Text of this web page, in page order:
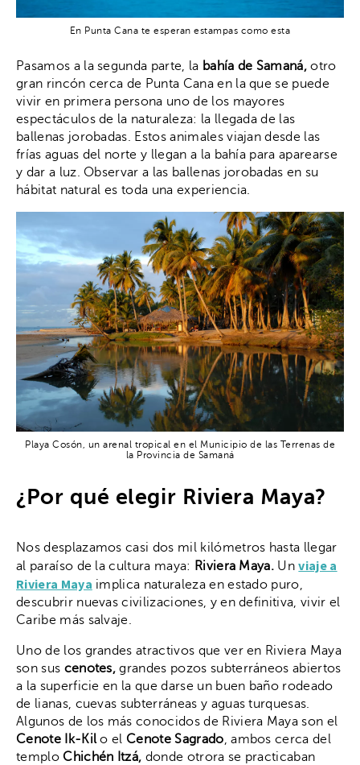
En Punta Cana te esperan estampas como esta
Pasamos a la segunda parte, la bahía de Samaná,otro
gran rincón cerca de Punta Cana en la que se puede
vivir en primera persona uno de los mayores
espectáculos de la naturaleza: la llegada de las
ballenas jorobadas. Estos animales viajan desde las
frías aguas del norte y llegan a la bahía para aparearse
y dar a luz. Observar a las ballenas jorobadas en su
hábitat natural es toda una experiencia.
Playa Cosón, un arenal tropical en el Municipio de las Terrenas de
la Provincia de Samaná
¿Por qué elegir Riviera Maya?
Nos desplazamos casi dos mil kilómetros hasta llegar
al paraíso de la cultura maya: Riviera Maya. Unviaje a
Riviera Maya implica naturaleza en estado puro,
descubrir nuevas civilizaciones, y en definitiva, vivir el
Caribe más salvaje.
Uno de los grandes atractivos que ver en Riviera Maya
son sus cenotes, grandes pozos subterráneos abiertos
a la superficie en la que darse un buen baño rodeado
de lianas, cuevas subterráneas y aguas turquesas.
Algunos de los más conocidos de Riviera Maya son el
Cenote Ik-Kilo el Cenote Sagrado, ambos cerca del
templo Chichén Itzá, donde otrora se practicaban